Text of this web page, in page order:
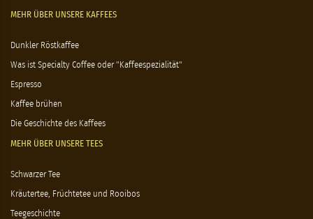
MEHR ÜBER UNSERE KAFFEES
Dunkler Röstkaffee
Was ist Specialty Coffee oder "Kaffeespezialität"
Espresso
Kaffee brühen
Die Geschichte des Kaffees
MEHR ÜBER UNSERE TEES
Schwarzer Tee
Kräutertee, Früchtetee und Rooibos
Teegeschichte